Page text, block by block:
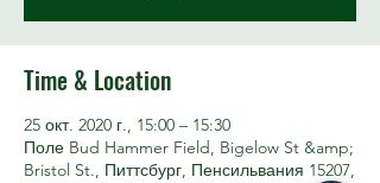
Time & Location
25 окт. 2020 г., 15:00 – 15:30
Поле Bud Hammer Field, Bigelow St &amp;
Bristol St., Питтсбург, Пенсильвания 15207,